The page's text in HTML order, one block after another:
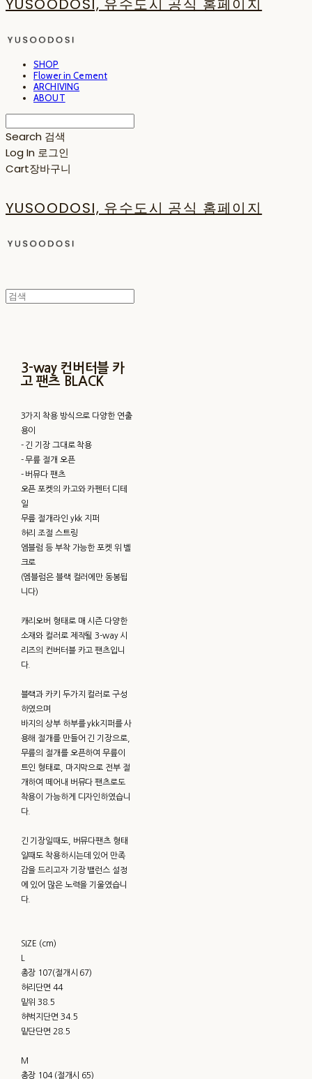
YUSOODOSI, 유수도시 공식 홈페이지
SHOP
Flower in Cement
ARCHIVING
ABOUT
Search 검색
Log In 로그인
Cart장바구니
YUSOODOSI, 유수도시 공식 홈페이지
3-way 컨버터블 카
고 팬츠 BLACK
3가지 착용 방식으로 다양한 연출
용이
- 긴 기장 그대로 착용
- 무릎 절개 오픈
- 버뮤다 팬츠
오픈 포켓의 카고와 카펜터 디테
일
무릎 절개라인 ykk 지퍼
허리 조절 스트링
엠블럼 등 부착 가능한 포켓 위 벨
크로
(엠블럼은 블랙 컬러에만 동봉됩
니다)
캐리오버 형태로 매 시즌 다양한
소재와 컬러로 제작될 3-way 시
리즈의 컨버터블 카고 팬츠입니
다.
블랙과 카키 두가지 컬러로 구성
하였으며
바지의 상부 하부를 ykk지퍼를 사
용해 절개를 만들어 긴 기장으로,
무릎의 절개를 오픈하여 무릎이
트인 형태로, 마지막으로 전부 절
개하여 떼어내 버뮤다 팬츠로도
착용이 가능하게 디자인하였습니
다.
긴 기장일때도, 버뮤다팬츠 형태
일때도 착용하시는데 있어 만족
감을 드리고자 기장 밸런스 설정
에 있어 많은 노력을 기울였습니
다.
SIZE (cm)
총장 107(절개시 67)
허리단면 44
밑위 38.5
허벅지단면 34.5
밑단단면 28.5
M
총장 104 (절개시 65)